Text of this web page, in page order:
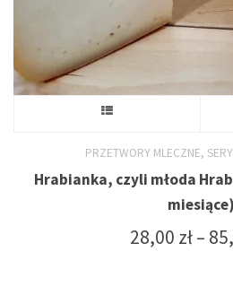
produkt
ma
PRZETWORY MLECZNE,
Hrabianka, czyli młoda
miesiące)
28,00 zł–